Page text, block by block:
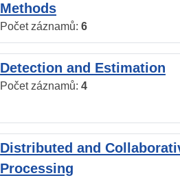
Methods
Počet záznamů: 6
Detection and Estimation
Počet záznamů: 4
Distributed and
Processing